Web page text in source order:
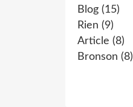
Blog (15)
Rien (9)
Article (8)
Bronson (8)